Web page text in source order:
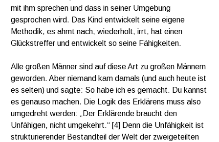
mit ihm sprechen und dass in seiner Umgebung
gesprochen wird. Das Kind entwickelt seine eigene
Methodik, es ahmt nach, wiederholt, irrt, hat einen
Glückstreffer und entwickelt so seine Fähigkeiten.
Alle großen Männer sind auf diese Art zu großen Männern
geworden. Aber niemand kam damals (und auch heute ist
es selten) und sagte: So habe ich es gemacht. Du kannst
es genauso machen. Die Logik des Erklärens muss also
umgedreht werden: „Der Erklärende braucht den
Unfähigen, nicht umgekehrt.“ [4] Denn die Unfähigkeit ist
strukturierender Bestandteil der Welt der zweigeteilten